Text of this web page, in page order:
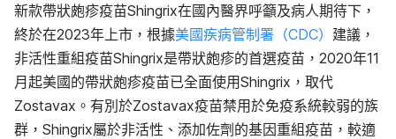
新款帶狀皰疹疫苗Shingrix在國內醫界呼籲及病人期待下，
終於在2023年上市，根據美國疾病管制署（CDC） 建議，
非活性重組疫苗Shingrix是帶狀皰疹的首選疫苗，2020年11
月起美國的帶狀皰疹疫苗已全面使用Shingrix，取代
Zostavax。有別於Zostavax疫苗禁用於免疫系統較弱的族
群，Shingrix屬於非活性、添加佐劑的基因重組疫苗，較適